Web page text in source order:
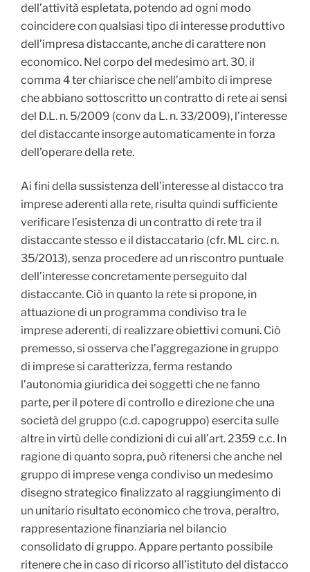
dell’attività espletata, potendo ad ogni modo
coincidere con qualsiasi tipo di interesse produttivo
dell’impresa distaccante, anche di carattere non
economico. Nel corpo del medesimo art. 30, il
comma 4 ter chiarisce che nell’ambito di imprese
che abbiano sottoscritto un contratto di rete ai sensi
del D.L. n. 5/2009 (conv da L. n. 33/2009), l’interesse
del distaccante insorge automaticamente in forza
dell’operare della rete.
Ai fini della sussistenza dell’interesse al distacco tra
imprese aderenti alla rete, risulta quindi sufficiente
verificare l’esistenza di un contratto di rete tra il
distaccante stesso e il distaccatario (cfr. ML circ. n.
35/2013), senza procedere ad un riscontro puntuale
dell’interesse concretamente perseguito dal
distaccante. Ciò in quanto la rete si propone, in
attuazione di un programma condiviso tra le
imprese aderenti, di realizzare obiettivi comuni. Ciò
premesso, si osserva che l’aggregazione in gruppo
di imprese si caratterizza, ferma restando
l’autonomia giuridica dei soggetti che ne fanno
parte, per il potere di controllo e direzione che una
società del gruppo (c.d. capogruppo) esercita sulle
altre in virtù delle condizioni di cui all’art. 2359 c.c. In
ragione di quanto sopra, può ritenersi che anche nel
gruppo di imprese venga condiviso un medesimo
disegno strategico finalizzato al raggiungimento di
un unitario risultato economico che trova, peraltro,
rappresentazione finanziaria nel bilancio
consolidato di gruppo. Appare pertanto possibile
ritenere che in caso di ricorso all’istituto del distacco